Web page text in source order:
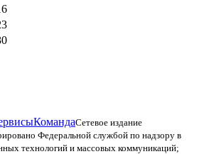
КомандаСетевое издание
Федеральной службой по надзору в
технологий и массовых коммуникаций;